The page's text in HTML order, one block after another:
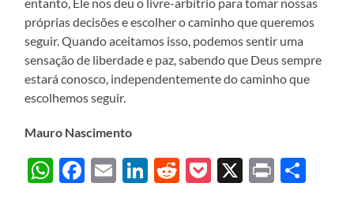
entanto, Ele nos deu o livre-arbítrio para tomar nossas
próprias decisões e escolher o caminho que queremos
seguir. Quando aceitamos isso, podemos sentir uma
sensação de liberdade e paz, sabendo que Deus sempre
estará conosco, independentemente do caminho que
escolhemos seguir.
Mauro Nascimento
WhatsApp
Facebook
EmailLinkedIn
Reddit
Pocket
X Print